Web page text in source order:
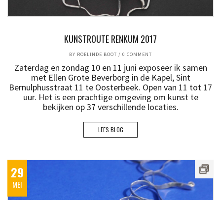
KUNSTROUTE RENKUM 2017
BY ROELINDE BOOT / 0 COMMENT
Zaterdag en zondag 10 en 11 juni exposeer ik samen
met Ellen Grote Beverborg in de Kapel, Sint
Bernulphusstraat 11 te Oosterbeek. Open van 11 tot 17
uur. Het is een prachtige omgeving om kunst te
bekijken op 37 verschillende locaties.
LEES BLOG
29
MEI